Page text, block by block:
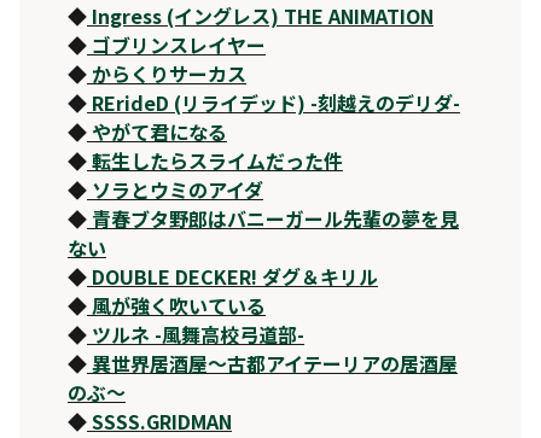
◆ Ingress (イングレス) THE ANIMATION
◆ ゴブリンスレイヤー
◆ からくりサーカス
◆ RErideD (リライデッド) -刻越えのデリダ-
◆やがて君になる
◆転生したらスライムだった件
◆ ソラとウミのアイダ
◆ 青春ブタ野郎はバニーガール先輩の夢を見
ない
◆ DOUBLE DECKER! ダグ＆キリル
◆風が強く吹いている
◆ ツルネ -風舞高校弓道部-
◆異世界居酒屋～古都アイテーリアの居酒屋
のぶ～
◆SSSS.GRIDMAN